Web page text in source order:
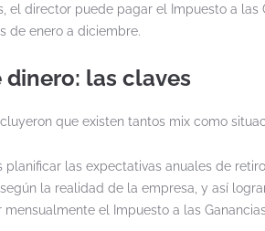
el director puede pagar el Impuesto a las
de enero a diciembre.
dinero: las claves
que existen tantos mix como
planificar las expectativas anuales de
la realidad de la empresa, y así
el Impuesto a las